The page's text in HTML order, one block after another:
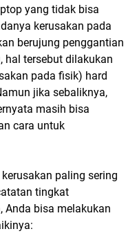
yang tidak bisa
kerusakan pada
berujung penggantian
hal tersebut dilakukan
pada fisik) hard
jika sebaliknya,
masih bisa
cara untuk
paling sering
tingkat
Anda bisa melakukan